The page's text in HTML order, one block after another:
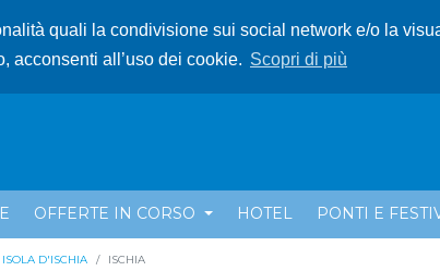
quali la condivisione sui social network e/o la
acconsenti all’uso dei cookie. Scopri di più
OFFERTE IN CORSO HOTEL PONTI E
ISOLA D'ISCHIA ISCHIA